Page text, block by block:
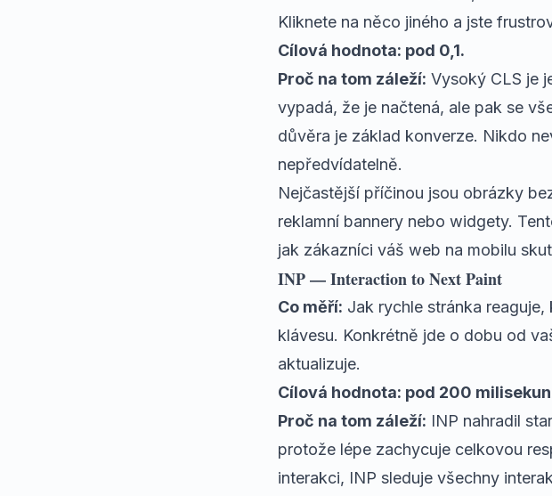
Kliknete na něco jiného a jste
Cílová hodnota: pod 0,1.
Proč na tom záleží: Vysoký CLS je
vypadá, že je načtená, ale pak se
důvěra je základ konverze. Nikdo
nepředvídatelně.
Nejčastější příčinou jsou obrázky
reklamní bannery nebo widgety.
jak zákazníci váš web na mobilu
INP — Interaction to Next Paint
Co měří: Jak rychle stránka
klávesu. Konkrétně jde o dobu od
aktualizuje.
Cílová hodnota: pod 200
Proč na tom záleží: INP nahradil
protože lépe zachycuje celkovou
interakci, INP sleduje všechny